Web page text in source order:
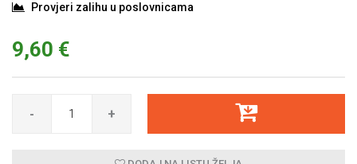
Provjeri zalihu u poslovnicama
9,60 €
- +